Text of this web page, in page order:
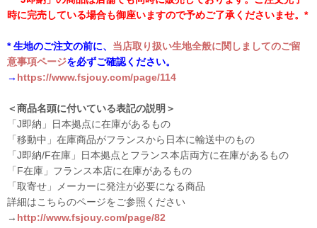
時に完売している場合も御座いますので予めご了承くださいませ。*
* 生地のご注文の前に、 当店取り扱い生地全般に関しましてのご留
意事項ページを必ずご確認ください。
→ https://www.fsjouy.com/page/114
＜商品名頭に付いている表記の説明＞
「J即納」日本拠点に在庫があるもの
「移動中」在庫商品がフランスから日本に輸送中のもの
「J即納/F在庫」日本拠点とフランス本店両方に在庫があるもの
「F在庫」フランス本店に在庫があるもの
「取寄せ」メーカーに発注が必要になる商品
詳細はこちらのページをご参照ください
→ http://www.fsjouy.com/page/82